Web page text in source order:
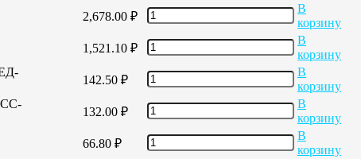
2,678.00 ₽
В
корзину
1,521.10 ₽
В
корзину
142.50 ₽
В
корзину
132.00 ₽
В
корзину
66.80 ₽
В
корзину